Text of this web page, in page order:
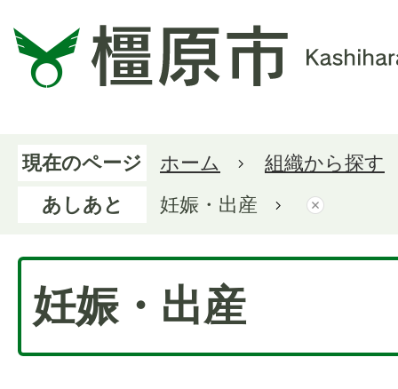
現在のページ ホーム
組織から探す
あしあと
妊娠・出産
妊娠・出産